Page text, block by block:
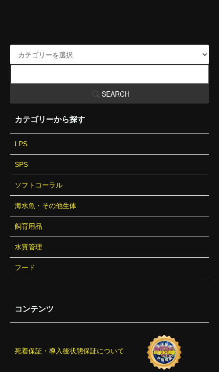
SEARCH
カテゴリーから探す
LPS
SPS
ソフトコーラル
海水魚・その他生体
飼育用品
水質管理
フード
コンテンツ
死着保証・導入後状態保証について